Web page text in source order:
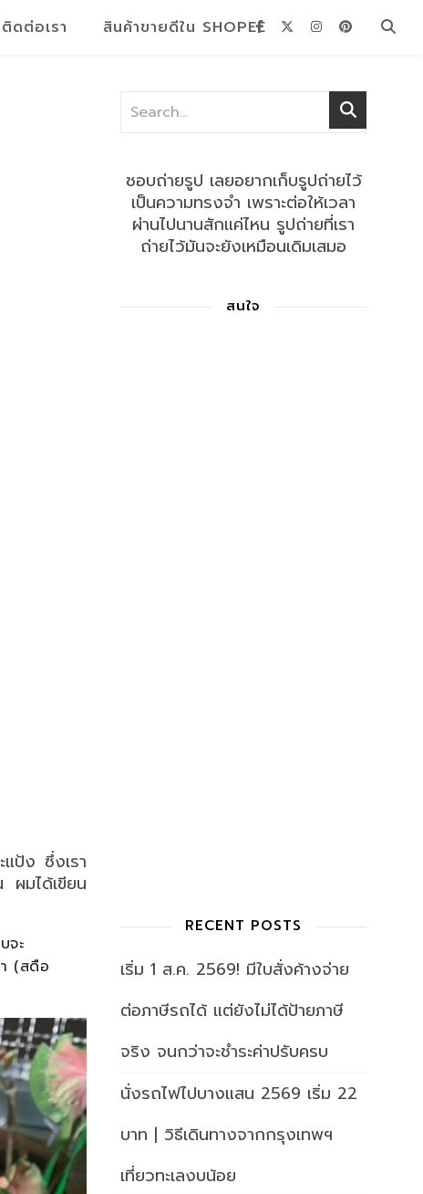
ติดต่อเรา สินค้าขายดีใน SHOPEE
ป้ง ซึ่งเรา
ผมได้เขียน
จะ
(สดือ
ชอบถ่ายรูป เลยอยากเก็บรูปถ่ายไว้
เป็นความทรงจำ เพราะต่อให้เวลา
ผ่านไปนานสักแค่ไหน รูปถ่ายที่เรา
ถ่ายไว้มันจะยังเหมือนเดิมเสมอ
สนใจ
RECENT POSTS
เริ่ม 1 ส.ค. 2569! มีใบสั่งค้างจ่าย
ต่อภาษีรถได้ แต่ยังไม่ได้ป้ายภาษี
จริง จนกว่าจะชำระค่าปรับครบ
นั่งรถไฟไปบางแสน 2569 เริ่ม 22
บาท | วิธีเดินทางจากกรุงเทพฯ
เที่ยวทะเลงบน้อย